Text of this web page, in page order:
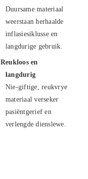
Duursame materiaal
weerstaan ​​herhaalde
inflasiesiklusse en
langdurige gebruik.
Reukloos en
langdurig
Nie-giftige, reukvrye
materiaal verseker
pasiëntgerief en
verlengde dienslewe.